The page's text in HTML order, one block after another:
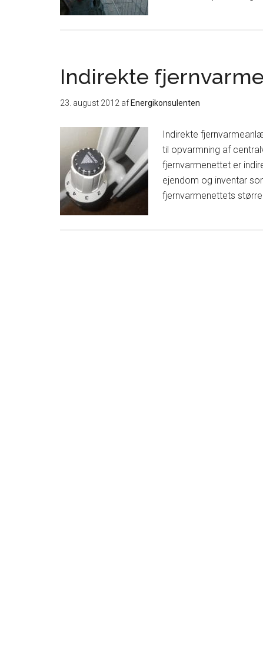
Indirekte
23. august 2012 af Energikonsulenten
Indirekte
til opvarmning af
fjernvarmenettet er
ejendom og inventar
fjernvarmenettets